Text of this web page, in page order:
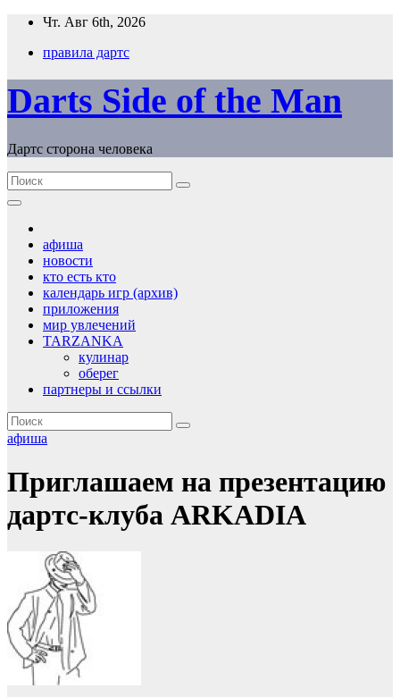
Перейти
содержимому
Чт. Авг 6th, 2026
правила дартс
Darts Side of the Man
Дартс сторона человека
афиша
новости
кто есть кто
календарь игр (архив)
приложения
мир увлечений
TARZANKA
кулинар
оберег
партнеры и ссылки
афиша
Приглашаем на презентацию
дартс-клуба ARKADIA